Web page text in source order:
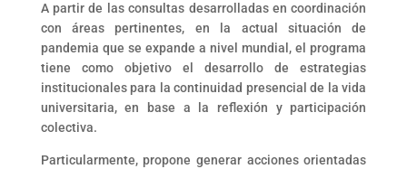
A partir de las consultas desarrolladas en coordinación
con áreas pertinentes, en la actual situación de
pandemia que se expande a nivel mundial, el programa
tiene como objetivo el desarrollo de estrategias
institucionales para la continuidad presencial de la vida
universitaria, en base a la reflexión y participación
colectiva.
Particularmente, propone generar acciones orientadas